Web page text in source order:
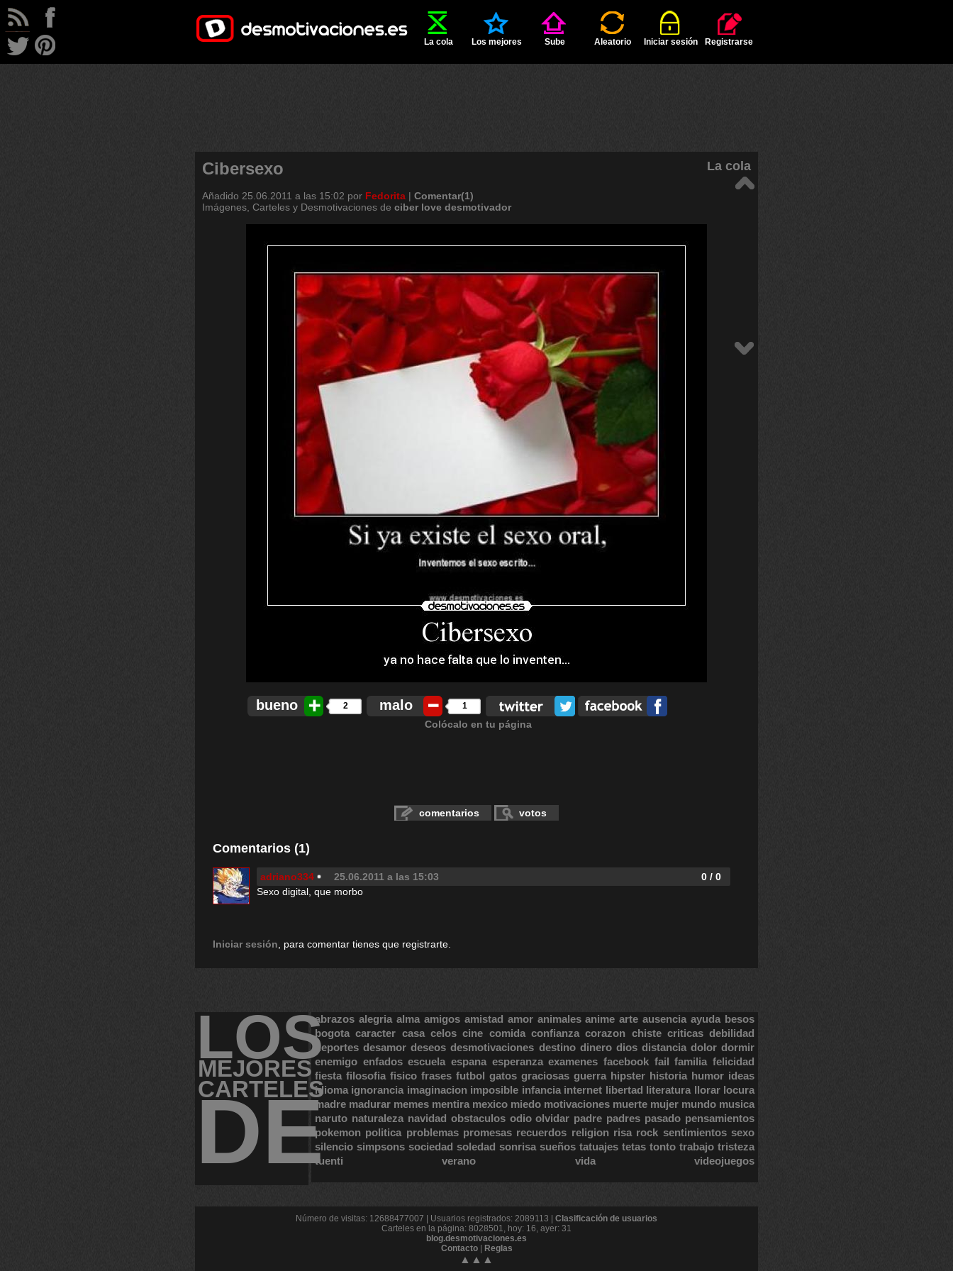
La cola Los mejores Sube Aleatorio Iniciar sesión Registrarse
Cibersexo La cola
Añadido 25.06.2011 a las 15:02 por Fedorita | Comentar(1)
Imágenes, Carteles y Desmotivaciones de ciber love desmotivador
bueno 2 malo 1
Colócalo en tu página
comentarios votos
Comentarios (1)
adriano334 25.06.2011 a las 15:03
0 / 0
Sexo digital, que morbo
Iniciar sesión , para comentar tienes que registrarte.
LOS
MEJORES
CARTELES
DE
abrazos alegria alma amigos amistad amor animales anime arte ausencia ayuda besos
bogota caracter casa celos cine comida confianza corazon chiste criticas debilidad
deportes desamor deseos desmotivaciones destino dinero dios distancia dolor dormir
enemigo enfados escuela espana esperanza examenes facebook fail familia felicidad
fiesta filosofia fisico frases futbol gatos graciosas guerra hipster historia humor ideas
idioma ignorancia imaginacion imposible infancia internet libertad literatura llorar locura
madre madurar memes mentira mexico miedo motivaciones muerte mujer mundo musica
naruto naturaleza navidad obstaculos odio olvidar padre padres pasado pensamientos
pokemon politica problemas promesas recuerdos religion risa rock sentimientos sexo
silencio simpsons sociedad soledad sonrisa sueños tatuajes tetas tonto trabajo tristeza
tuenti
verano vida videojuegos
Número de visitas: 12688477007 | Usuarios registrados: 2089113 | Clasificación de usuarios
Carteles en la página: 8028501, hoy: 16, ayer: 31
blog.desmotivaciones.es
Contacto| Reglas
▲▲▲